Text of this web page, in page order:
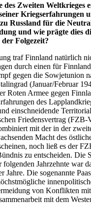
des Zweiten Weltkrieges
Kriegserfahrungen
Russland für die
und wie prägte dies
Folgezeit?
traf Finnland natürlich
durch einen für
gegen die Sowjetunion
(Januar/Februar
Roten Armee gegen
des
einschneidende
Friedensvertrag (FZB-
mit der in der
Macht des
noch ließ es der
zu entscheiden. Die
Jahrzehnte war
Jahre. Die sogenannte
von Konflikten
mit dem